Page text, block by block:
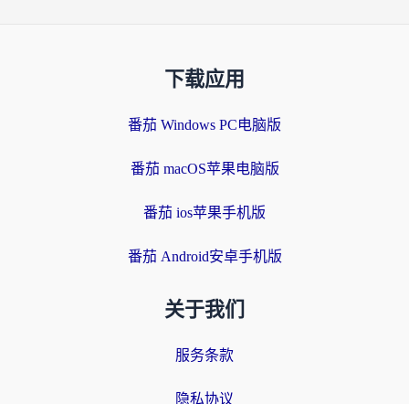
下载应用
番茄 Windows PC电脑版
番茄 macOS苹果电脑版
番茄 ios苹果手机版
番茄 Android安卓手机版
关于我们
服务条款
隐私协议